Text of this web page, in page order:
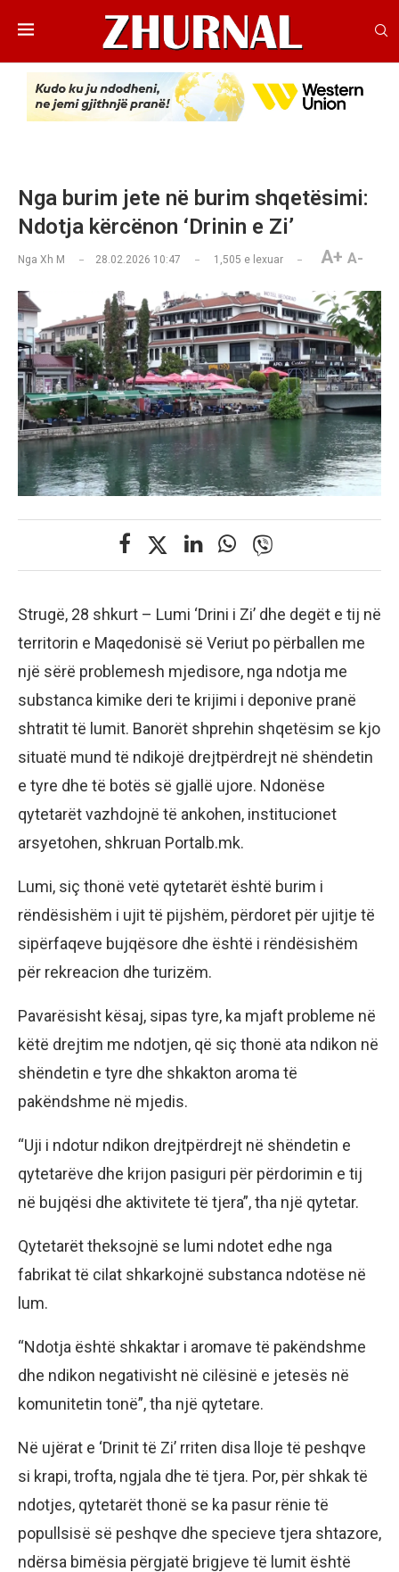
Nga burim jete në burim shqetësimi:
Ndotja kërcënon ‘Drinin e Zi’
Nga Xh M 28.02.2026 10:47 1,505 e lexuar A+ A-
Strugë, 28 shkurt – Lumi ‘Drini i Zi’ dhe degët e tij në
territorin e Maqedonisë së Veriut po përballen me
një sërë problemesh mjedisore, nga ndotja me
substanca kimike deri te krijimi i deponive pranë
shtratit të lumit. Banorët shprehin shqetësim se kjo
situatë mund të ndikojë drejtpërdrejt në shëndetin
e tyre dhe të botës së gjallë ujore. Ndonëse
qytetarët vazhdojnë të ankohen, institucionet
arsyetohen, shkruan Portalb.mk.
Lumi, siç thonë vetë qytetarët është burim i
rëndësishëm i ujit të pijshëm, përdoret për ujitje të
sipërfaqeve bujqësore dhe është i rëndësishëm
për rekreacion dhe turizëm.
Pavarësisht kësaj, sipas tyre, ka mjaft probleme në
këtë drejtim me ndotjen, që siç thonë ata ndikon në
shëndetin e tyre dhe shkakton aroma të
pakëndshme në mjedis.
“Uji i ndotur ndikon drejtpërdrejt në shëndetin e
qytetarëve dhe krijon pasiguri për përdorimin e tij
në bujqësi dhe aktivitete të tjera”, tha një qytetar.
Qytetarët theksojnë se lumi ndotet edhe nga
fabrikat të cilat shkarkojnë substanca ndotëse në
lum.
“Ndotja është shkaktar i aromave të pakëndshme
dhe ndikon negativisht në cilësinë e jetesës në
komunitetin tonë”, tha një qytetare.
Në ujërat e ‘Drinit të Zi’ rriten disa lloje të peshqve
si krapi, trofta, ngjala dhe të tjera. Por, për shkak të
ndotjes, qytetarët thonë se ka pasur rënie të
popullsisë së peshqve dhe specieve tjera shtazore,
ndërsa bimësia përgjatë brigjeve të lumit është